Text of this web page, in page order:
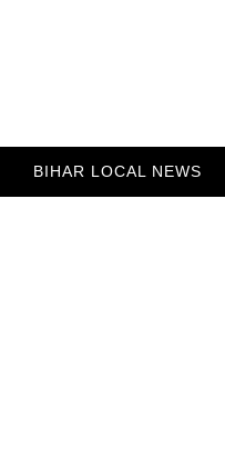
BIHAR LOCAL NEWS